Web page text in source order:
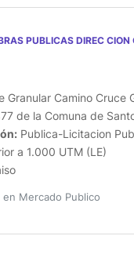
PUBLICAS DIREC CION
Granular Camino Cruce
de la Comuna de
Publica-Licitacion
a 1.000 UTM (LE)
en Mercado Publico